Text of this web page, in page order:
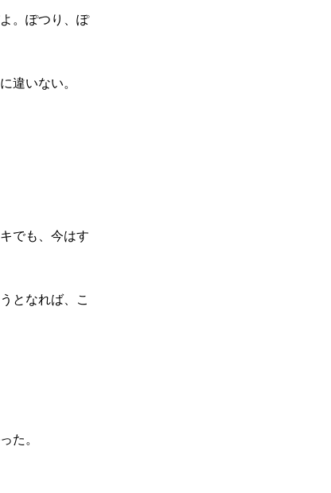
。ぽつり、ぽ
違いない。
でも、今はす
となれば、こ
た。